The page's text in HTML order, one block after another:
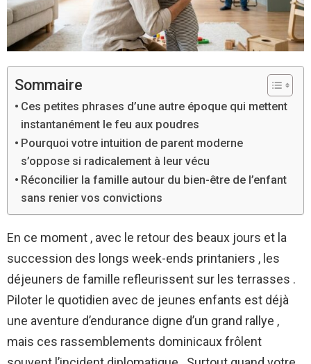
Sommaire
Ces petites phrases d’une autre époque qui mettent
instantanément le feu aux poudres
Pourquoi votre intuition de parent moderne
s’oppose si radicalement à leur vécu
Réconcilier la famille autour du bien-être de l’enfant
sans renier vos convictions
En ce moment , avec le retour des beaux jours et la
succession des longs week-ends printaniers , les
déjeuners de famille refleurissent sur les terrasses .
Piloter le quotidien avec de jeunes enfants est déjà
une aventure d’endurance digne d’un grand rallye ,
mais ces rassemblements dominicaux frôlent